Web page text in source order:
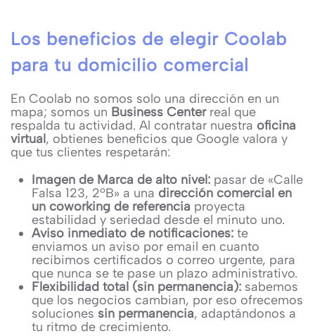
Los beneficios de elegir Coolab
para tu domicilio comercial
En Coolab no somos solo una dirección en un
mapa; somos un Business Centerreal que
respalda tu actividad. Al contratar nuestra oficina
virtual, obtienes beneficios que Google valora y
que tus clientes respetarán:
Imagen de Marca de alto nivel: pasar de «Calle
Falsa 123, 2ºB» a una dirección comercial en
un coworking de referencia proyecta
estabilidad y seriedad desde el minuto uno.
Aviso inmediato de notificaciones: te
enviamos un aviso por email en cuanto
recibimos certificados o correo urgente, para
que nunca se te pase un plazo administrativo.
Flexibilidad total (sin permanencia): sabemos
que los negocios cambian, por eso ofrecemos
soluciones sin permanencia, adaptándonos a
tu ritmo de crecimiento.